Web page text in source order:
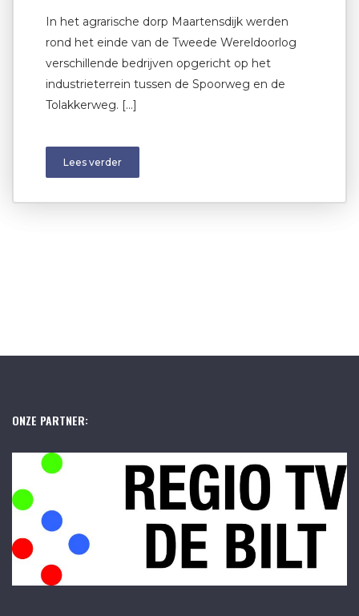
In het agrarische dorp Maartensdijk werden
rond het einde van de Tweede Wereldoorlog
verschillende bedrijven opgericht op het
industrieterrein tussen de Spoorweg en de
Tolakkerweg. […]
Lees verder
ONZE PARTNER: